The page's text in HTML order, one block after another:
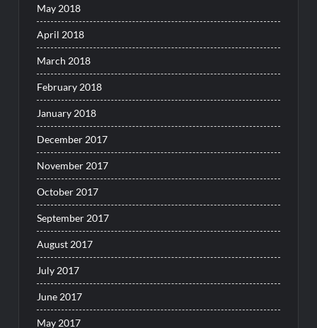
May 2018
April 2018
March 2018
February 2018
January 2018
December 2017
November 2017
October 2017
September 2017
August 2017
July 2017
June 2017
May 2017